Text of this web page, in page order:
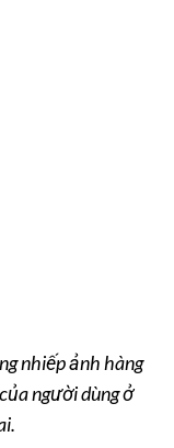
nhiếp ảnh hàng
người dùng ở